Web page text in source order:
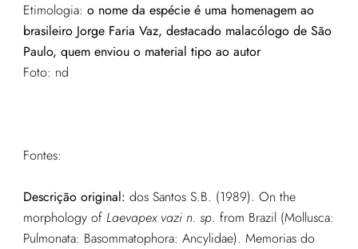
Etimologia: o nome da espécie é uma homenagem ao
brasileiro Jorge Faria Vaz, destacado malacólogo de São
Paulo, quem enviou o material tipo ao autor
Foto: nd
Fontes:
Descrição original: dos Santos S.B. (1989). On the
morphology of Laevapex vazi n. sp. from Brazil (Mollusca:
Pulmonata: Basommatophora: Ancylidae). Memorias do